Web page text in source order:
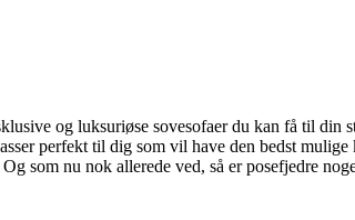
og luksuriøse sovesofaer du kan få til
perfekt til dig som vil have den bedst
som nu nok allerede ved, så er posefjedre